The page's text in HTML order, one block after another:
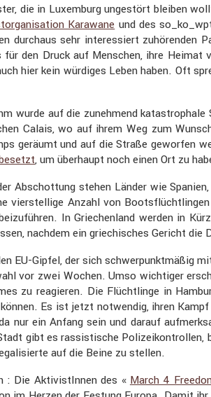
die in Luxem­burg ungestört bleiben
Karawane und des
durchaus sehr inter­es­siert
den Druck auf Menschen, ihre
hier kein würdiges Leben haben. Oft
wurde auf die zuneh­mend
Calais, wo auf ihrem Weg zum
geräumt und auf die Straße
, um überhaupt noch einen Ort zu
Abschot­tung stehen Länder wie
Anzahl von
In Griechen­land werden in
nachdem ein griechi­sches Gericht
EU-Gipfel, der sich schwer­punkt­mäßig
vor zwei Wochen. Umso wichtiger
zu reagieren. Die Flücht­linge in
Es ist jetzt notwendig, ihren
nur ein Anfang sein und darauf
gibt es rassis­ti­sche
auf die Beine zu stellen.
: Die Aktivis­tInnen des « March 4